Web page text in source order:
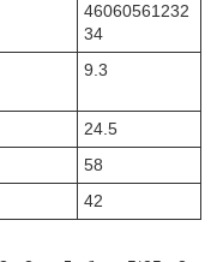
46060561232
34
9.3
24.5
58
42